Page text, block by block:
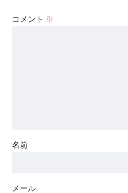
コメント ※
名前
メール